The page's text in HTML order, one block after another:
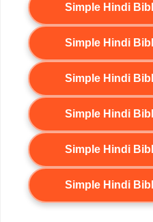
Simple Hindi
Simple Hindi
Simple Hindi
Simple Hindi
Simple Hindi
Simple Hindi